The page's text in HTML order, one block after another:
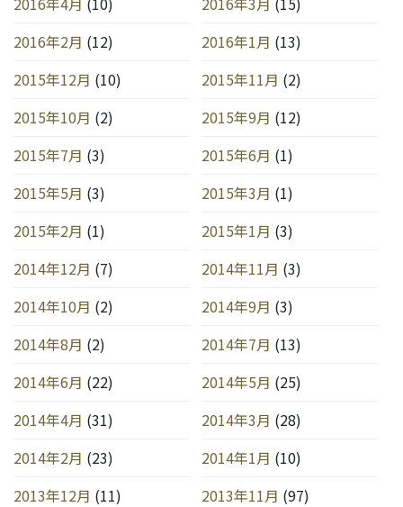
2016年2月 (12) 2016年1月 (13)
2015年12月 (10) 2015年11月 (2)
2015年10月 (2) 2015年9月 (12)
2015年7月 (3) 2015年6月 (1)
2015年5月 (3) 2015年3月 (1)
2015年2月 (1) 2015年1月 (3)
2014年12月 (7) 2014年11月 (3)
2014年10月 (2) 2014年9月 (3)
2014年8月 (2) 2014年7月 (13)
2014年6月 (22) 2014年5月 (25)
2014年4月 (31) 2014年3月 (28)
2014年2月 (23) 2014年1月 (10)
2013年12月 (11) 2013年11月 (97)